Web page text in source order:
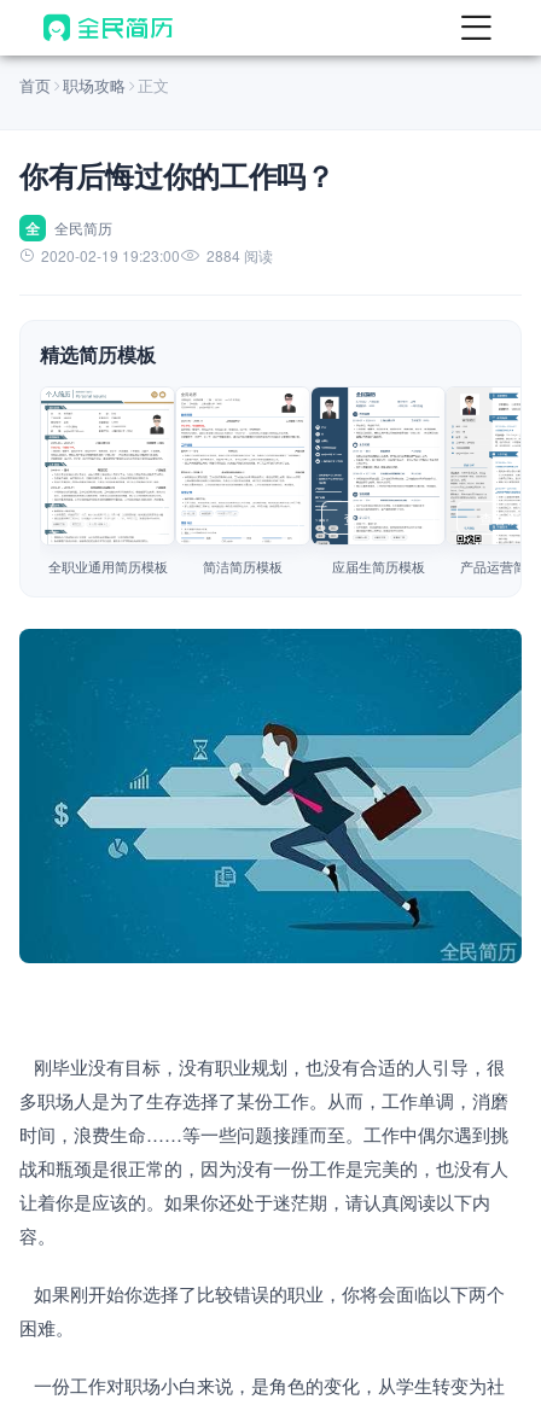
首页
AI 生成简历
AI 优化简历
AI 翻译简历
AI 模拟面试
面试自我介绍
AI 职场工具 New
简历模板
简历教程
首页 职场攻略 正文
你有后悔过你的工作吗？
全
全民简历
2020-02-19 19:23:00
2884 阅读
精选简历模板
查看模板
全职业通用简历模板
查看模板
简洁简历模板
查看模板
应届生简历模板
查看模板
产品运营简
多职场人是为了生存选择了某份工作。从而，工作单调，消磨
时间，浪费生命……等一些问题接踵而至。工作中偶尔遇到挑
战和瓶颈是很正常的，因为没有一份工作是完美的，也没有人
让着你是应该的。如果你还处于迷茫期，请认真阅读以下内
容。
困难。